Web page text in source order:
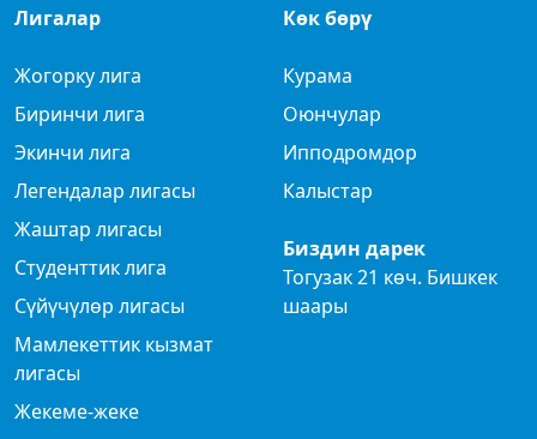
Лигалар
Жогорку лига
Биринчи лига
Экинчи лига
Легендалар лигасы
Жаштар лигасы
Студенттик лига
Сүйүчүлөр лигасы
Мамлекеттик кызмат
лигасы
Жекеме-жеке
Көк бөрү
Курама
Оюнчулар
Ипподромдор
Калыстар
Биздин дарек
Тогузак 21 көч. Бишкек
шаары